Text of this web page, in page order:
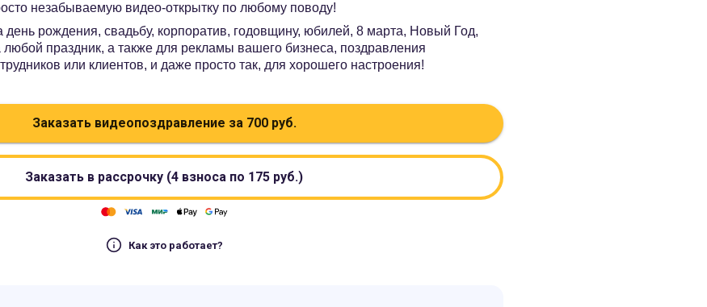
незабываемую видео-открытку по любому поводу!
день рождения, свадьбу, корпоратив, годовщину, юбилей, 8 марта, Новый Год,
любой праздник, а также для рекламы вашего бизнеса, поздравления
или клиентов, и даже просто так, для хорошего настроения!
Заказать видеопоздравление за 700руб.
Заказать в рассрочку (4 взноса по 175 руб.)
Как это работает?